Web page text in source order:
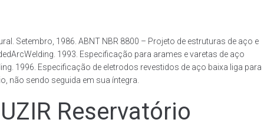
Setembro, 1986. ABNT NBR 8800 – Projeto de estruturas de aço e
1993. Especificação para arames e varetas de aço
1996. Especificação de eletrodos revestidos de aço baixa liga para
não sendo seguida em sua íntegra.
Reservatório